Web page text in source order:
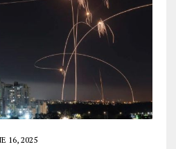
16, 2025